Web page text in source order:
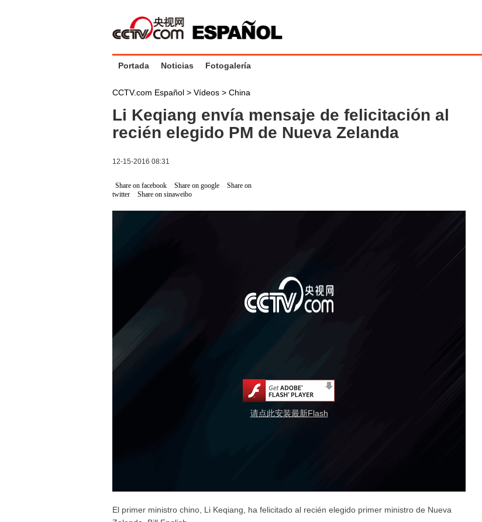
Portada Noticias Fotogalería
CCTV.com Español > Vídeos > China
Li Keqiang envía mensaje de felicitación al
recién elegido PM de Nueva Zelanda
12-15-2016 08:31
Share on facebook Share on google
Share on
twitter
Share on sinaweibo
请点此安装最新Flash
El primer ministro chino, Li Keqiang, ha felicitado al recién elegido primer ministro de Nueva